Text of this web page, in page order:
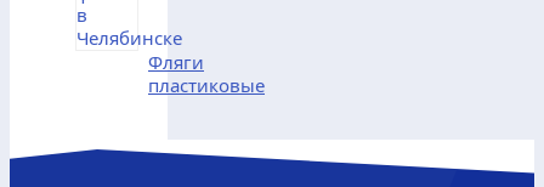
Фляги
пластиковые